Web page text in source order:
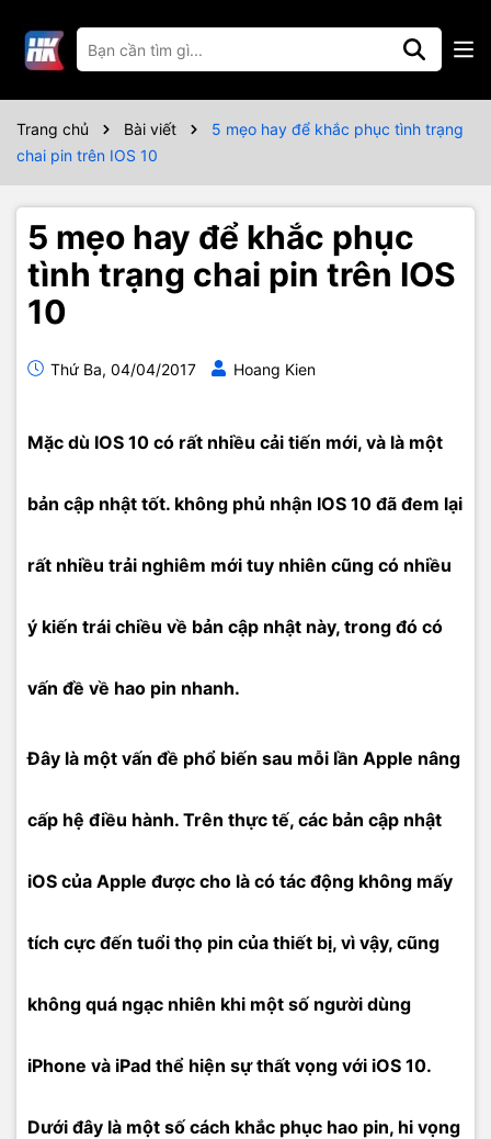
Trang chủ Bài viết
5 mẹo hay để khắc phục tình trạng
chai pin trên IOS 10
5 mẹo hay để khắc phục
tình trạng chai pin trên IOS
10
Thứ Ba, 04/04/2017 Hoang Kien
Mặc dù IOS 10 có rất nhiều cải tiến mới, và là một
bản cập nhật tốt. không phủ nhận IOS 10 đã đem lại
rất nhiều trải nghiêm mới tuy nhiên cũng có nhiều
ý kiến trái chiều về bản cập nhật này, trong đó có
vấn đề về hao pin nhanh.
Đây là một vấn đề phổ biến sau mỗi lần Apple nâng
cấp hệ điều hành. Trên thực tế, các bản cập nhật
iOS của Apple được cho là có tác động không mấy
tích cực đến tuổi thọ pin của thiết bị, vì vậy, cũng
không quá ngạc nhiên khi một số người dùng
iPhone và iPad thể hiện sự thất vọng với iOS 10.
Dưới đây là một số cách khắc phục hao pin, hi vọng